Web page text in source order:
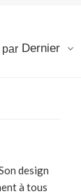
par Dernier
design
à tous